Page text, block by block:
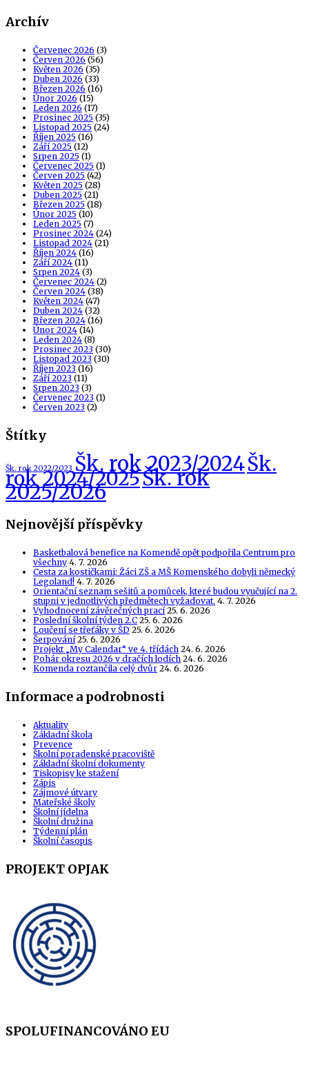
Archív
Červenec 2026 (3)
Červen 2026 (56)
Květen 2026 (35)
Duben 2026 (33)
Březen 2026 (16)
Únor 2026 (15)
Leden 2026 (17)
Prosinec 2025 (35)
Listopad 2025 (24)
Říjen 2025 (16)
Září 2025 (12)
Srpen 2025 (1)
Červenec 2025 (1)
Červen 2025 (42)
Květen 2025 (28)
Duben 2025 (21)
Březen 2025 (18)
Únor 2025 (10)
Leden 2025 (7)
Prosinec 2024 (24)
Listopad 2024 (21)
Říjen 2024 (16)
Září 2024 (11)
Srpen 2024 (3)
Červenec 2024 (2)
Červen 2024 (38)
Květen 2024 (47)
Duben 2024 (32)
Březen 2024 (16)
Únor 2024 (14)
Leden 2024 (8)
Prosinec 2023 (30)
Listopad 2023 (30)
Říjen 2023 (16)
Září 2023 (11)
Srpen 2023 (3)
Červenec 2023 (1)
Červen 2023 (2)
Štítky
Šk. rok 2022/2023 Šk. rok 2023/2024Šk.
rok 2024/2025Šk. rok
2025/2026
Nejnovější příspěvky
Basketbalová benefice na Komendě opět podpořila Centrum pro
všechny 4. 7. 2026
Cesta za kostičkami: Žáci ZŠ a MŠ Komenského dobyli německý
Legoland! 4. 7. 2026
Orientační seznam sešitů a pomůcek, které budou vyučující na 2.
stupni v jednotlivých předmětech vyžadovat. 4. 7. 2026
Vyhodnocení závěrečných prací 25. 6. 2026
Poslední školní týden 2.C 25. 6. 2026
Loučení se třeťáky v ŠD 25. 6. 2026
Šerpování 25. 6. 2026
Projekt „My Calendar“ ve 4. třídách 24. 6. 2026
Pohár okresu 2026 v dračích lodích 24. 6. 2026
Komenda roztančila celý dvůr 24. 6. 2026
Informace a podrobnosti
Aktuality
Základní škola
Prevence
Školní poradenské pracoviště
Základní školní dokumenty
Tiskopisy ke stažení
Zápis
Zájmové útvary
Mateřské školy
Školní jídelna
Školní družina
Týdenní plán
Školní časopis
PROJEKT OPJAK
SPOLUFINANCOVÁNO EU